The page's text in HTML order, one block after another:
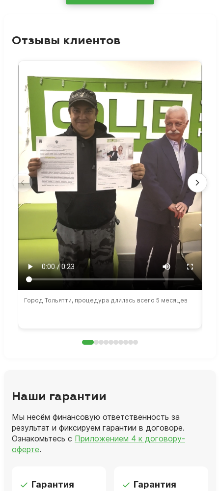
Отзывы клиентов
Город Тольятти, процедура длилась всего 5 месяцев
Наши гарантии
Мы несём финансовую ответственность за
результат и фиксируем гарантии в договоре.
Ознакомьтесь с Приложением 4 к договору-
оферте.
Гарантия
Гарантия